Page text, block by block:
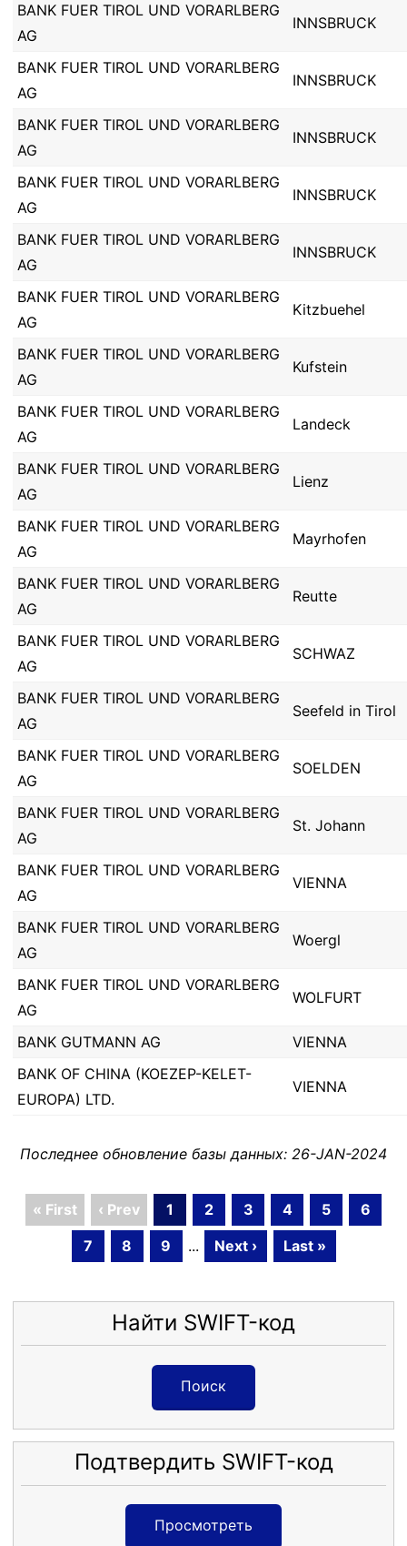
BANK FUER TIROL UND VORARLBERG
AG
INNSBRUCK
BANK FUER TIROL UND VORARLBERG
AG
INNSBRUCK
BANK FUER TIROL UND VORARLBERG
AG
INNSBRUCK
BANK FUER TIROL UND VORARLBERG
AG
INNSBRUCK
BANK FUER TIROL UND VORARLBERG
AG
INNSBRUCK
BANK FUER TIROL UND VORARLBERG
AG
Kitzbuehel
BANK FUER TIROL UND VORARLBERG
AG
Kufstein
BANK FUER TIROL UND VORARLBERG
AG
Landeck
BANK FUER TIROL UND VORARLBERG
AG
Lienz
BANK FUER TIROL UND VORARLBERG
AG
Mayrhofen
BANK FUER TIROL UND VORARLBERG
AG
Reutte
BANK FUER TIROL UND VORARLBERG
AG
SCHWAZ
BANK FUER TIROL UND VORARLBERG
AG
Seefeld in Tirol
BANK FUER TIROL UND VORARLBERG
AG
SOELDEN
BANK FUER TIROL UND VORARLBERG
AG
St. Johann
BANK FUER TIROL UND VORARLBERG
AG
VIENNA
BANK FUER TIROL UND VORARLBERG
AG
Woergl
BANK FUER TIROL UND VORARLBERG
AG
WOLFURT
BANK GUTMANN AG
VIENNA
BANK OF CHINA (KOEZEP-KELET-
EUROPA) LTD.
VIENNA
Последнее обновление базы данных: 26-JAN-2024
« First ‹ Prev 1 2 3 4 5
6
7
8 9 ... Next › Last »
Найти SWIFT-код
Поиск
Подтвердить SWIFT-код
Просмотреть